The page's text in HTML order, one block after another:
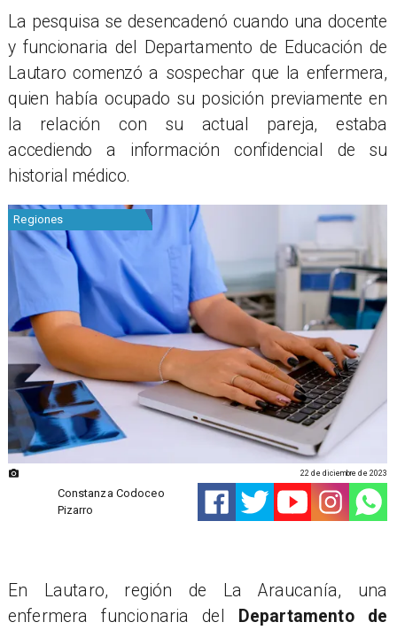
La pesquisa se desencadenó cuando una docente
y funcionaria del Departamento de Educación de
Lautaro comenzó a sospechar que la enfermera,
quien había ocupado su posición previamente en
la relación con su actual pareja, estaba
accediendo a información confidencial de su
historial médico.
Regiones
Constanza Codoceo
Pizarro
22 de diciembre de 2023
​En Lautaro, región de La Araucanía, una
enfermera funcionaria del
Departamento de